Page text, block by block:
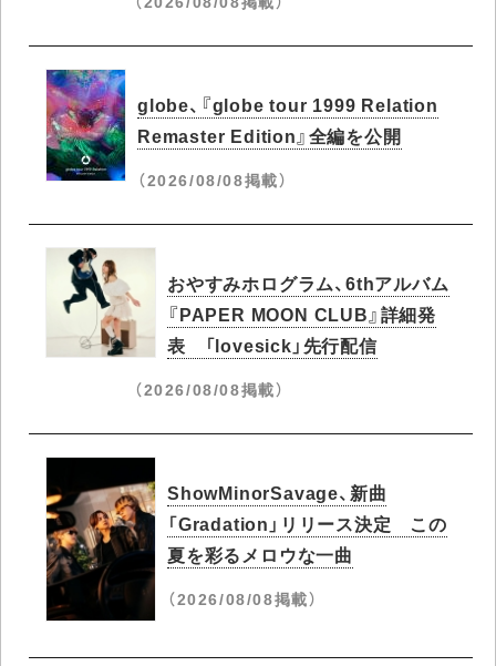
globe、『globe tour 1999 Relation
Remaster Edition』全編を公開
（2026/08/08掲載）
おやすみホログラム、6thアルバム
『PAPER MOON CLUB』詳細発
表 「lovesick」先行配信
（2026/08/08掲載）
ShowMinorSavage、新曲
「Gradation」リリース決定 この
夏を彩るメロウな一曲
（2026/08/08掲載）